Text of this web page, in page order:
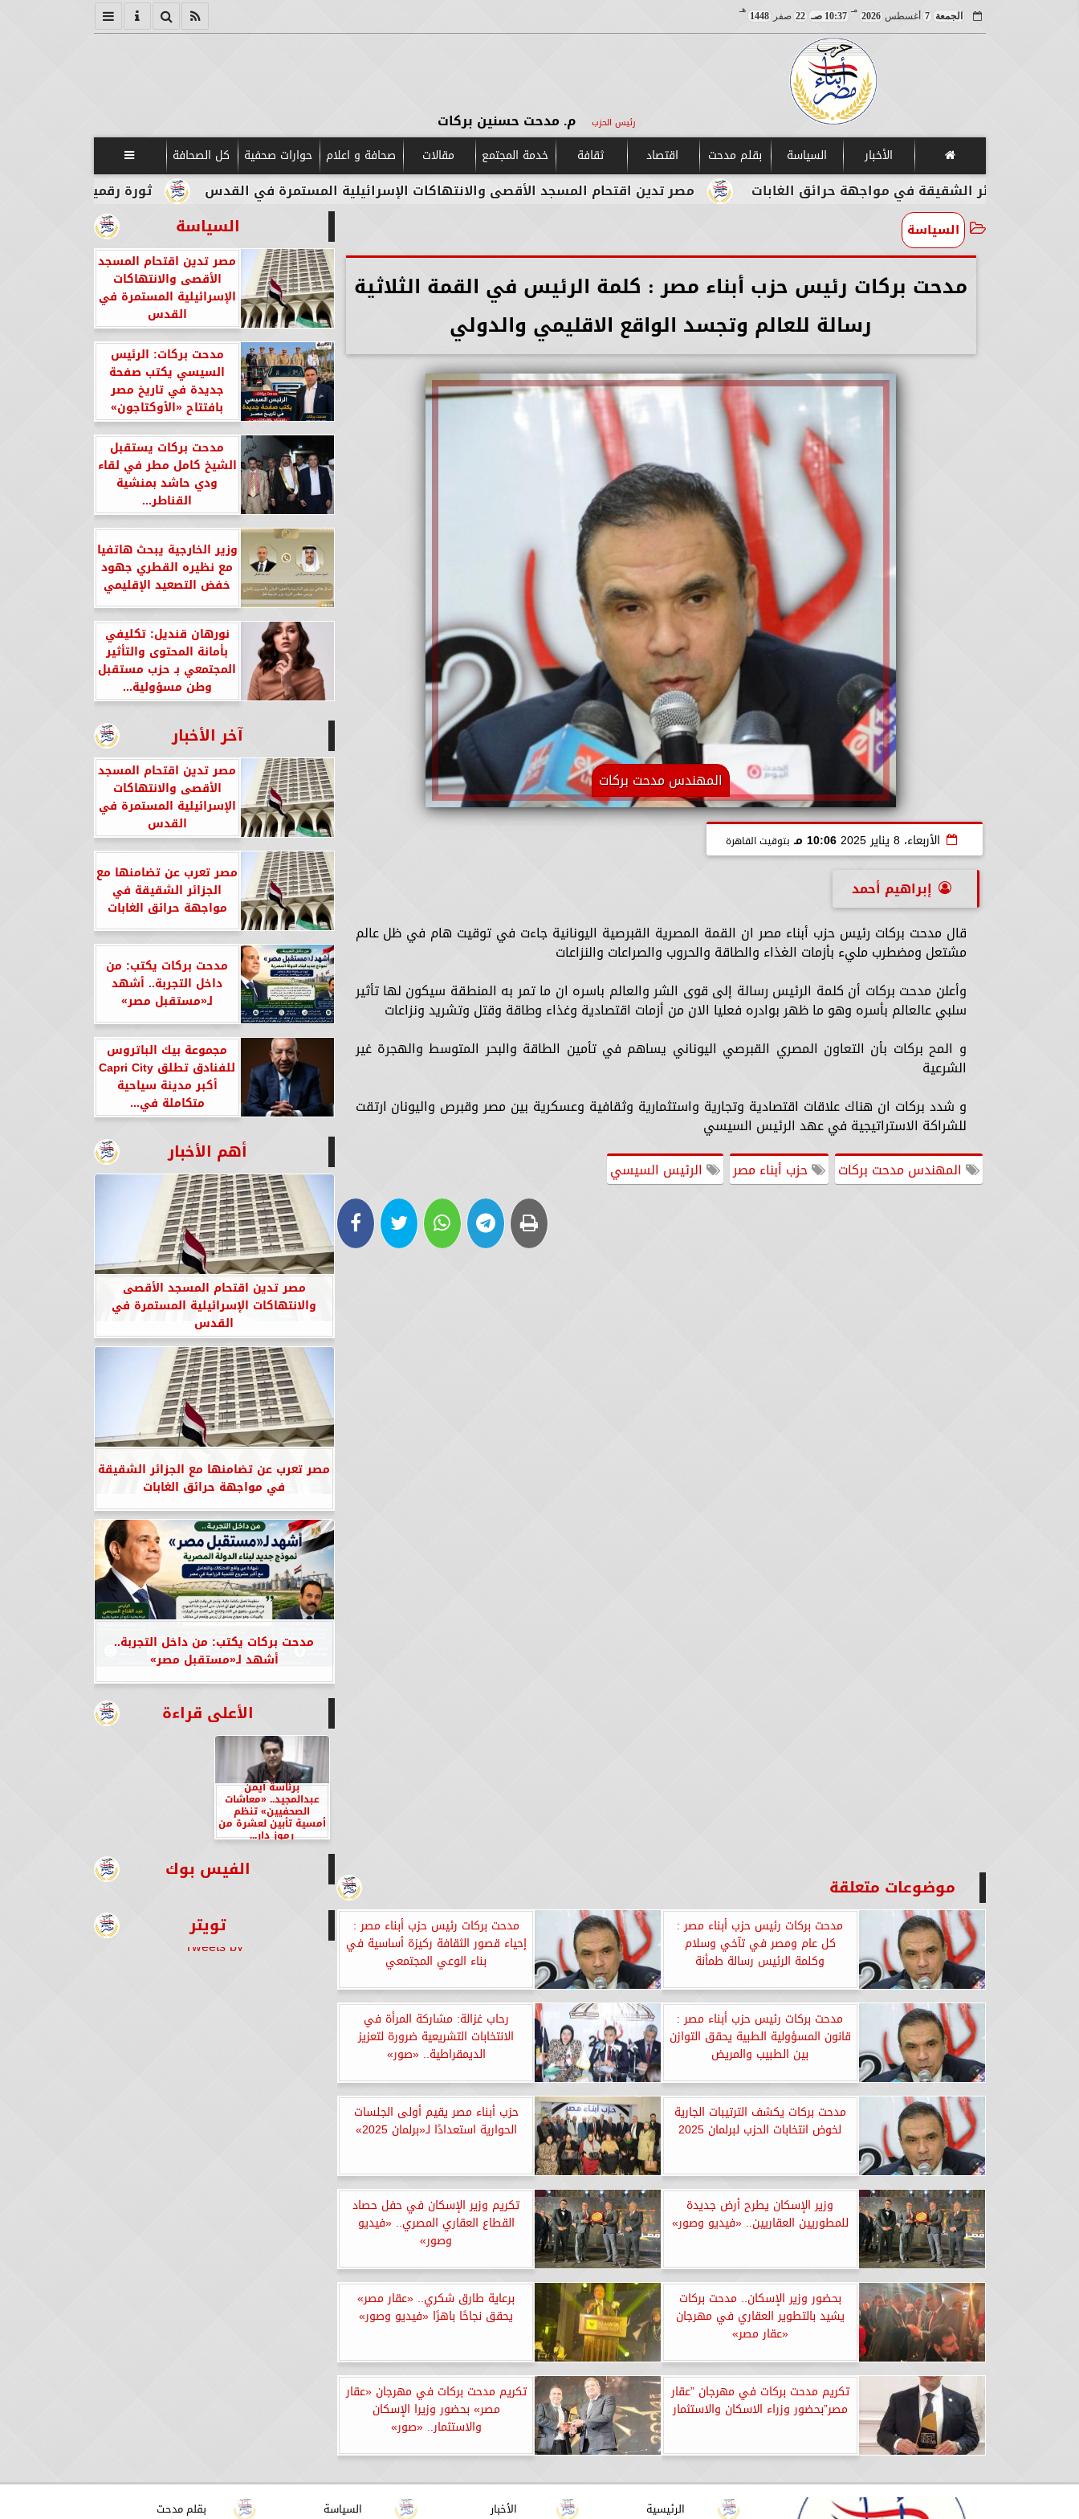
الجمعة 7 أغسطس2026
مـ
10:37 صـ 22 صفر1448
هـ
رئيس الحزب م. مدحت حسنين بركات
الأخبار السياسة بقلم مدحت اقتصاد ثقافة خدمة المجتمع مقالات صحافة و اعلام حوارات صحفية كل الصحافة 
ثورة رقمية في قلب الآثار.. مصر تدين اقتحام المسجد الأقصى والانتهاكات الإسرائيلية المستمرة في القدس الشقيقة في مواجهة حرائق الغابات
السياسة
مدحت بركات رئيس حزب أبناء مصر : كلمة الرئيس في القمة الثلاثية
رسالة للعالم وتجسد الواقع الاقليمي والدولي
المهندس مدحت بركات
الأربعاء، 8 يناير 2025 10:06 مـ بتوقيت القاهرة
إبراهيم أحمد
قال مدحت بركات رئيس حزب أبناء مصر ان القمة المصرية القبرصية اليونانية جاءت في توقيت هام في ظل عالم
مشتعل ومضطرب مليء بأزمات الغذاء والطاقة والحروب والصراعات والنزاعات
وأعلن مدحت بركات أن كلمة الرئيس رسالة إلى قوى الشر والعالم باسره ان ما تمر به المنطقة سيكون لها تأثير
سلبي عالعالم بأسره وهو ما ظهر بوادره فعليا الان من أزمات اقتصادية وغذاء وطاقة وقتل وتشريد ونزاعات
و المح بركات بأن التعاون المصري القبرصي اليوناني يساهم في تأمين الطاقة والبحر المتوسط والهجرة غير
الشرعية
و شدد بركات ان هناك علاقات اقتصادية وتجارية واستثمارية وثقافية وعسكرية بين مصر وقبرص واليونان ارتقت
للشراكة الاستراتيجية في عهد الرئيس السيسي
المهندس مدحت بركات
حزب أبناء مصر الرئيس السيسي
موضوعات متعلقة
مدحت بركات رئيس حزب أبناء مصر :
كل عام ومصر في تآخي وسلام
وكلمة الرئيس رسالة طمأنة
مدحت بركات رئيس حزب أبناء مصر :
إحياء قصور الثقافة ركيزة أساسية في
بناء الوعي المجتمعي
مدحت بركات رئيس حزب أبناء مصر :
قانون المسؤولية الطبية يحقق التوازن
بين الطبيب والمريض
رحاب غزالة: مشاركة المرأة في
الانتخابات التشريعية ضرورة لتعزيز
الديمقراطية.. «صور»
مدحت بركات يكشف الترتيبات الجارية
لخوض انتخابات الحزب لبرلمان 2025
حزب أبناء مصر يقيم أولى الجلسات
الحوارية استعدادًا لـ«برلمان 2025»
وزير الإسكان يطرح أرض جديدة
للمطوريين العقاريين.. «فيديو وصور»
تكريم وزير الإسكان في حفل حصاد
القطاع العقاري المصري.. «فيديو
وصور»
بحضور وزير الإسكان.. مدحت بركات
يشيد بالتطوير العقاري في مهرجان
«عقار مصر»
برعاية طارق شكري.. «عقار مصر»
يحقق نجاحًا باهرًا «فيديو وصور»
تكريم مدحت بركات في مهرجان ”عقار
مصر”بحضور وزراء الاسكان والاستثمار
تكريم مدحت بركات في مهرجان «عقار
مصر» بحضور وزيرا الإسكان
والاستثمار.. «صور»
السياسة
مصر تدين اقتحام المسجد
الأقصى والانتهاكات
الإسرائيلية المستمرة في
القدس
مدحت بركات: الرئيس
السيسي يكتب صفحة
جديدة في تاريخ مصر
بافتتاح «الأوكتاجون»
مدحت بركات يستقبل
الشيخ كامل مطر في لقاء
ودي حاشد بمنشية
القناطر...
وزير الخارجية يبحث هاتفيا
مع نظيره القطري جهود
خفض التصعيد الإقليمي
نورهان قنديل: تكليفي
بأمانة المحتوى والتأثير
المجتمعي بـ حزب مستقبل
وطن مسؤولية...
آخر الأخبار
مصر تدين اقتحام المسجد
الأقصى والانتهاكات
الإسرائيلية المستمرة في
القدس
مصر تعرب عن تضامنها مع
الجزائر الشقيقة في
مواجهة حرائق الغابات
مدحت بركات يكتب: من
داخل التجربة.. أشهد
لـ«مستقبل مصر»
مجموعة بيك الباتروس
للفنادق تطلق Capri City
أكبر مدينة سياحية
متكاملة في...
أهم الأخبار
مصر تدين اقتحام المسجد الأقصى
والانتهاكات الإسرائيلية المستمرة في
القدس
مصر تعرب عن تضامنها مع الجزائر الشقيقة
في مواجهة حرائق الغابات
مدحت بركات يكتب: من داخل التجربة..
أشهد لـ«مستقبل مصر»
الأعلى قراءة
برئاسة أيمن
عبدالمجيد.. «معاشات
الصحفيين» تنظم
أمسية تأبين لعشرة من
رموز دار...
الفيس بوك
تويتر
Tweets by
الرئيسية الأخبار السياسة بقلم مدحت